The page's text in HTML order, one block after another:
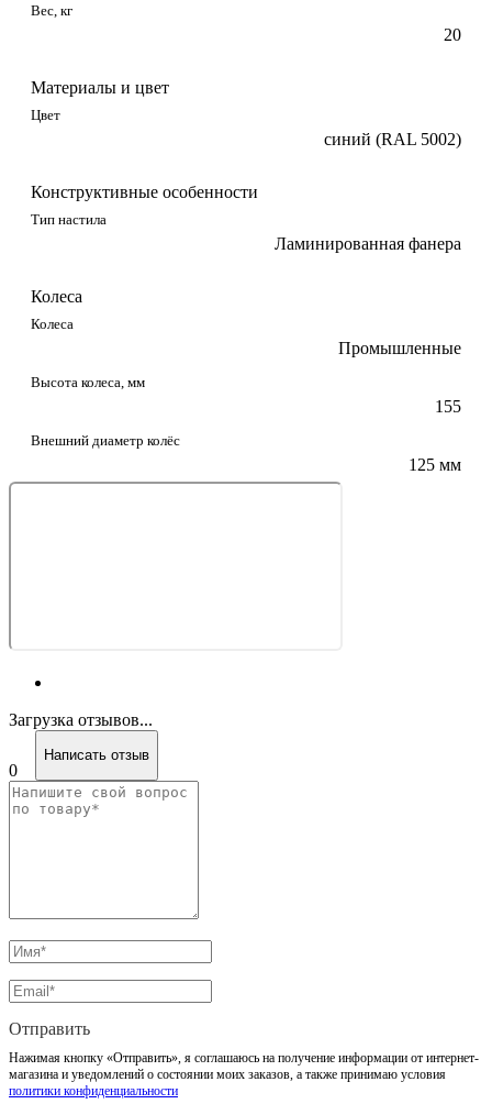
Вес, кг
20
Материалы и цвет
Цвет
синий (RAL 5002)
Конструктивные особенности
Тип настила
Ламинированная фанера
Колеса
Колеса
Промышленные
Высота колеса, мм
155
Внешний диаметр колёс
125 мм
Загрузка отзывов...
0
Написать отзыв
Отправить
Нажимая кнопку «Отправить», я соглашаюсь на получение информации от интернет-
магазина и уведомлений о состоянии моих заказов, а также принимаю условия
политики конфиденциальности